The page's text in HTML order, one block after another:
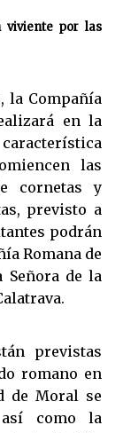
viviente por las
la Compañía
en la
las
cornetas y
previsto a
podrán
Romana de
Señora de la
previstas
romano en
de Moral se
como la